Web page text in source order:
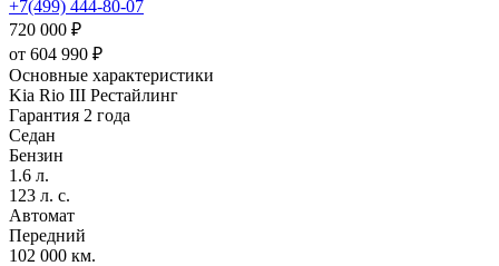
+7(499) 444-80-07
720 000 ₽
от 604 990 ₽
Основные характеристики
Kia Rio III Рестайлинг
Гарантия 2 года
Седан
Бензин
1.6 л.
123 л. с.
Автомат
Передний
102 000 км.